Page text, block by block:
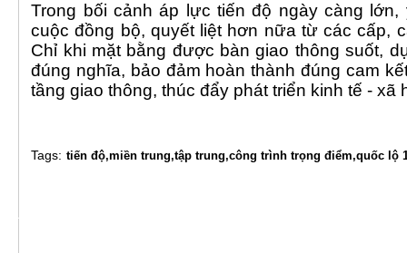
Trong bối cảnh áp lực tiến độ ngày càng
cuộc đồng bộ, quyết liệt hơn nữa từ các cấp,
Chỉ khi mặt bằng được bàn giao thông suốt,
đúng nghĩa, bảo đảm hoàn thành đúng cam
tầng giao thông, thúc đẩy phát triển kinh tế - xã
Tags: tiến độ,miền trung,tập trung,công trình trọng điểm,quốc lộ